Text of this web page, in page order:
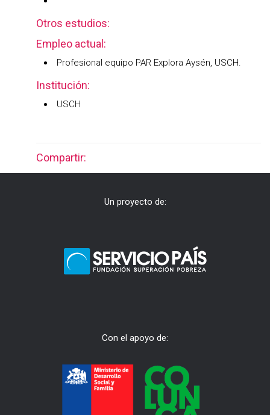
Otros estudios:
Empleo actual:
Profesional equipo PAR Explora Aysén, USCH.
Institución:
USCH
Compartir:
Un proyecto de:
Con el apoyo de: